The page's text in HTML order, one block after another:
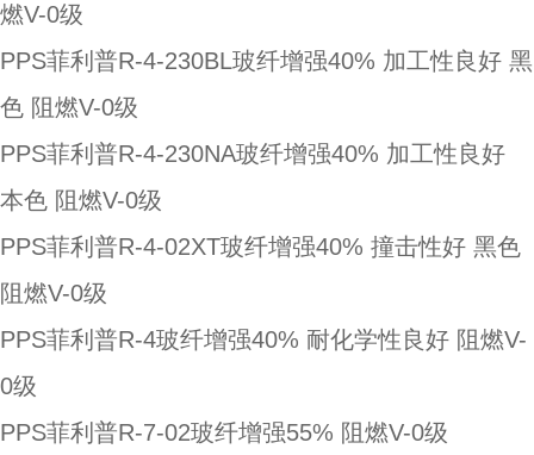
燃V-0级
PPS菲利普R-4-230BL玻纤增强40% 加工性良好 黑
色 阻燃V-0级
PPS菲利普R-4-230NA玻纤增强40% 加工性良好
本色 阻燃V-0级
PPS菲利普R-4-02XT玻纤增强40% 撞击性好 黑色
阻燃V-0级
PPS菲利普R-4玻纤增强40% 耐化学性良好 阻燃V-
0级
PPS菲利普R-7-02玻纤增强55% 阻燃V-0级